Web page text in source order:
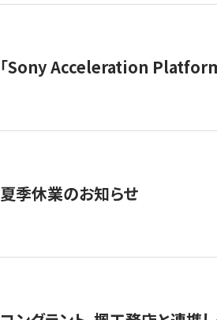
「Sony Acceleration Platform
夏季休業のお知らせ